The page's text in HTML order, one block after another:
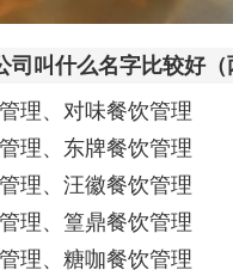
司叫什么名字比较好（
理、对味餐饮管理
理、东牌餐饮管理
理、汪徽餐饮管理
理、篁鼎餐饮管理
理、糖咖餐饮管理